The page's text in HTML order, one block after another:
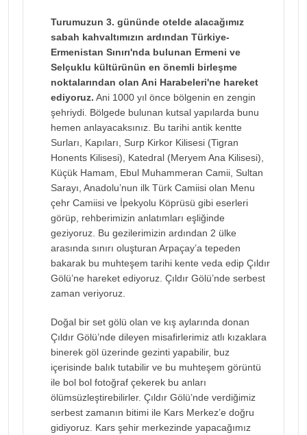
Turumuzun 3. gününde otelde alacağımız
sabah kahvaltımızın ardından Türkiye-
Ermenistan Sınırı'nda bulunan Ermeni ve
Selçuklu kültürünün en önemli birleşme
noktalarından olan Ani Harabeleri'ne hareket
ediyoruz. Ani 1000 yıl önce bölgenin en zengin
şehriydi. Bölgede bulunan kutsal yapılarda bunu
hemen anlayacaksınız. Bu tarihi antik kentte
Surları, Kapıları, Surp Kirkor Kilisesi (Tigran
Honents Kilisesi), Katedral (Meryem Ana Kilisesi),
Küçük Hamam, Ebul Muhammeran Camii, Sultan
Sarayı, Anadolu’nun ilk Türk Camiisi olan Menu
çehr Camiisi ve İpekyolu Köprüsü gibi eserleri
görüp, rehberimizin anlatımları eşliğinde
geziyoruz. Bu gezilerimizin ardından 2 ülke
arasında sınırı oluşturan Arpaçay’a tepeden
bakarak bu muhteşem tarihi kente veda edip Çıldır
Gölü’ne hareket ediyoruz. Çıldır Gölü’nde serbest
zaman veriyoruz.
Doğal bir set gölü olan ve kış aylarında donan
Çıldır Gölü’nde dileyen misafirlerimiz atlı kızaklara
binerek göl üzerinde gezinti yapabilir, buz
içerisinde balık tutabilir ve bu muhteşem görüntü
ile bol bol fotoğraf çekerek bu anları
ölümsüzleştirebilirler. Çıldır Gölü’nde verdiğimiz
serbest zamanın bitimi ile Kars Merkez’e doğru
gidiyoruz. Kars şehir merkezinde yapacağımız